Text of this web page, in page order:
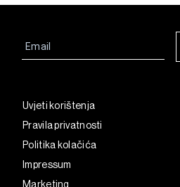
Uvjeti korištenja
Pravila privatnosti
Politika kolačića
Impressum
Marketing